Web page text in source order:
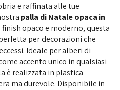
e raffinata alle tue
palla di Natale opaca in
finish opaco e moderno, questa
per decorazioni che
Ideale per alberi di
accento unico in qualsiasi
è realizzata in plastica
ma durevole. Disponibile in